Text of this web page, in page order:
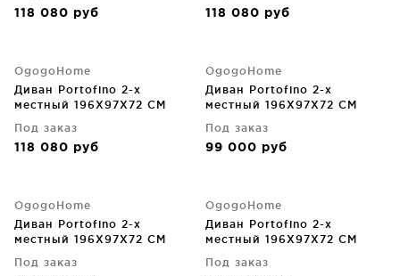
118 080 руб 118 080 руб
OgogoHome
Диван Portofino 2-х
местный 196X97X72 CM
Под заказ
118 080 руб
OgogoHome
Диван Portofino 2-х
местный 196X97X72 CM
Под заказ
99 000 руб
OgogoHome
Диван Portofino 2-х
местный 196X97X72 CM
Под заказ
OgogoHome
Диван Portofino 2-х
местный 196X97X72 CM
Под заказ